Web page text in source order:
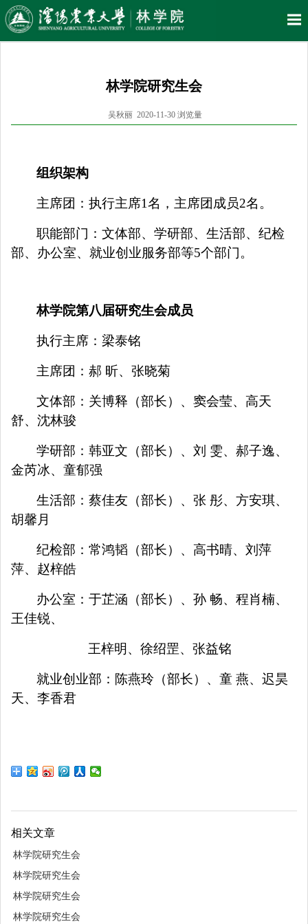
林学院研究生会
吴秋丽 2020-11-30 浏览量
组织架构
主席团：执行主席1名，主席团成员2名。
职能部门：文体部、学研部、生活部、纪检
部、办公室、就业创业服务部等5个部门。
林学院第八届研究生会成员
执行主席：梁泰铭
主席团：郝 昕、张晓菊
文体部：关博释（部长）、窦会莹、高天
舒、沈林骏
学研部：韩亚文（部长）、刘 雯、郝子逸、
金芮冰、童郁强
生活部：蔡佳友（部长）、张 彤、方安琪、
胡馨月
纪检部：常鸿韬（部长）、高书晴、刘萍
萍、赵梓皓
办公室：于芷涵（部长）、孙 畅、程肖楠、
王佳锐、
王梓明、徐绍罡、张益铭
就业创业部：陈燕玲（部长）、童 燕、迟昊
天、李香君
相关文章
林学院研究生会
林学院研究生会
林学院研究生会
林学院研究生会